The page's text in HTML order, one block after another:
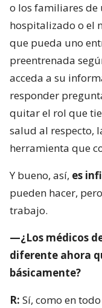
o los familiares de
hospitalizado o el
que pueda uno
preentrenada
acceda a su
responder
quitar el rol que
salud al respecto,
herramienta que
Y bueno, así, es
pueden hacer,
trabajo.
—¿Los médicos
diferente ahora
básicamente?
R: Sí, como en